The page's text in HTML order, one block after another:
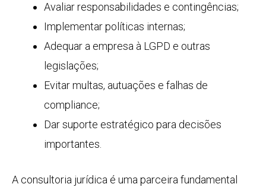
Avaliar responsabilidades e contingências;
Implementar políticas internas;
Adequar a empresa à LGPD e outras
legislações;
Evitar multas, autuações e falhas de
compliance;
Dar suporte estratégico para decisões
importantes.
A consultoria jurídica é uma parceira fundamental